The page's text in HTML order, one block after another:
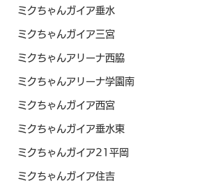
ミクちゃんガイア垂水
ミクちゃんガイア三宮
ミクちゃんアリーナ西脇
ミクちゃんアリーナ学園南
ミクちゃんガイア西宮
ミクちゃんガイア垂水東
ミクちゃんガイア21平岡
ミクちゃんガイア住吉